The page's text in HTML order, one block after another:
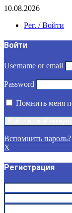
10.08.2026
Рег. / Войти
Войти
Username or email
Password
Помнить меня
Вспомнить пароль?
X
Регистрация